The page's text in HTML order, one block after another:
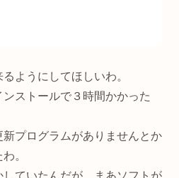
ようにしてほしいわ。
ストールで３時間かかった
プログラムがありませんとか
。
ていたんだが、まあソフトが